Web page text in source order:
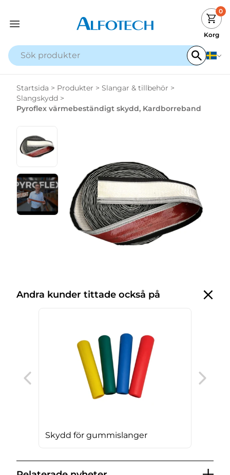
0
Korg
Startsida > Produkter > Slangar & tillbehör >
Slangskydd >
Pyroflex värmebeständigt skydd, Kardborreband
Andra kunder tittade också på
Skydd för gummislanger